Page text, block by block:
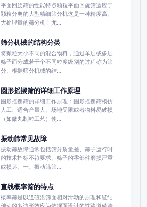
平面回旋筛的性能特点颗粒平面回旋筛适应于
颗粒分离的大型精细筛分机这是一种精度高、
大处理量的筛分机！尤...
筛分机械的结构分类
将颗粒大小不同的混合物料，通过单层或多层
筛子而分成若干个不同粒度级别的过程称为筛
分。根据筛分机械的结...
圆形摇摆筛的详细工作原理
圆形摇摆筛的详细工作原理：圆形摇摆筛模仿
人工、适合产量大、场地受限或者物料易破损
（如微丸制粒工艺）使...
振动筛常见故障
振动筛故障通常包括筛分质量差、筛子运行时
的技术指标不符要求、筛子的零部件磨损严重
或损坏。一、振动筛筛...
直线概率筛的特点
概率筛是以道碴沿筛面相对滑动的原理和链结